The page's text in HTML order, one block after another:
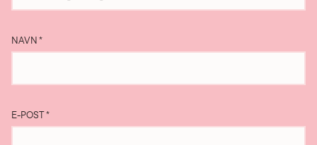
NAVN*
E-POST*